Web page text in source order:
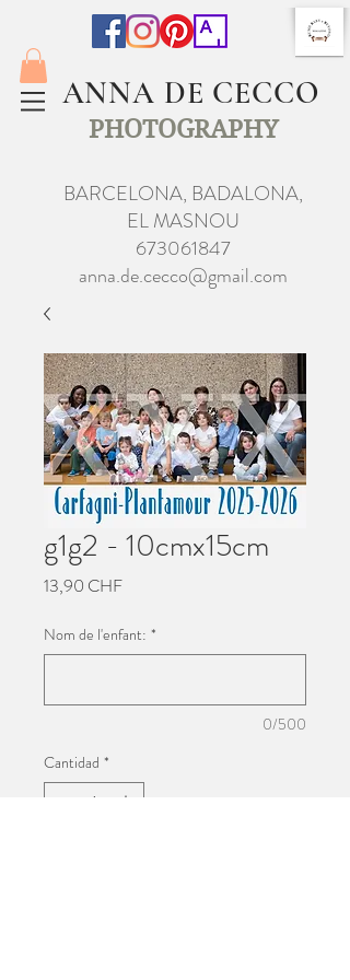
ANNA DE CECCO
PHOTOGRAPHY
BARCELONA, BADALONA,
EL MASNOU
673061847
anna.de.cecco@gmail.com
g1g2 - 10cmx15cm
13,90 CHFPrecio
Nom de l'enfant: *
0/500
Cantidad *